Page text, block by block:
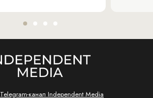
Telegram-канал Independent Media